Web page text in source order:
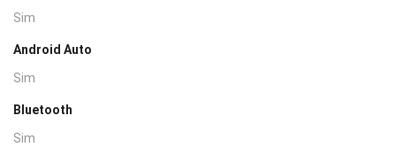
Sim
Android Auto
Sim
Bluetooth
Sim